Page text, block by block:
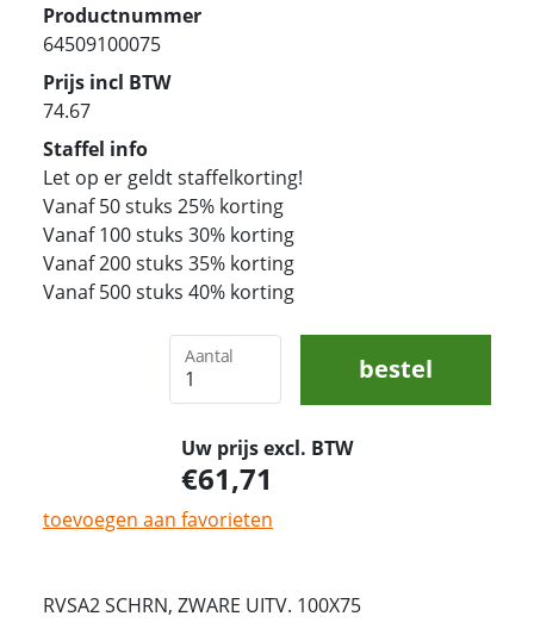
Productnummer
64509100075
Prijs incl BTW
74.67
Staffel info
Let op er geldt staffelkorting!
Vanaf 50 stuks 25% korting
Vanaf 100 stuks 30% korting
Vanaf 200 stuks 35% korting
Vanaf 500 stuks 40% korting
Aantal bestel
Uw prijs excl. BTW
61,71
toevoegen aan favorieten
RVSA2 SCHRN, ZWARE UITV. 100X75